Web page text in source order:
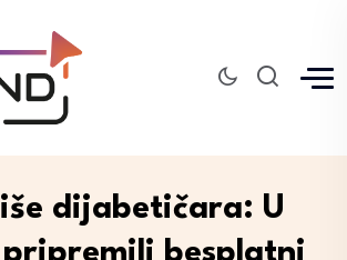
dijabetičara: U